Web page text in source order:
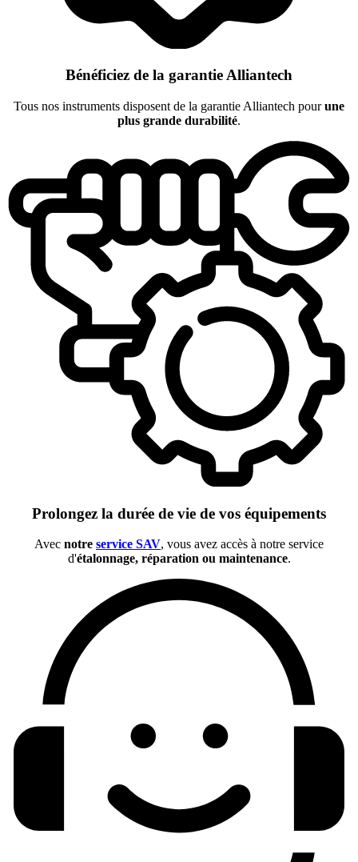
Bénéficiez de la garantie Alliantech
Tous nos instruments disposent de la garantie Alliantech pourune
plus grande durabilité.
Prolongez la durée de vie de vos équipements
Avec notre service SAV, vous avez accès à notre service
d'étalonnage, réparation ou maintenance.